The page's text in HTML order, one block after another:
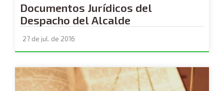
Documentos Jurídicos del
Despacho del Alcalde
27 de jul. de 2016